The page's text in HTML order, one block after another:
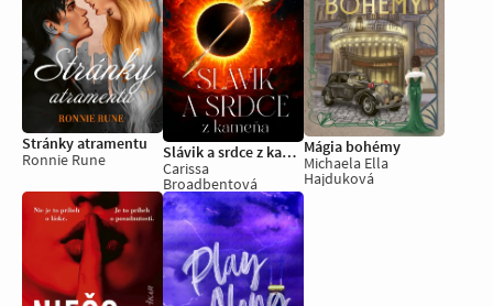
Stránky atramentu
Ronnie Rune
Slávik a srdce z kameňa
Carissa
Broadbentová
Mágia bohémy
Michaela Ella
Hajduková